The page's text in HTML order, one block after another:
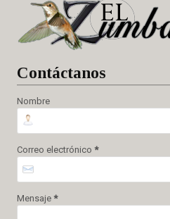
Contáctanos
Nombre
Correo electrónico *
Mensaje *